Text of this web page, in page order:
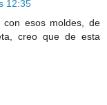
12:35
esos moldes, de
creo que de esta